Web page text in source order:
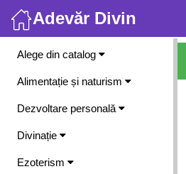
Adevăr Divin
Meniu
Alege din catalog
Alimentație și naturism
Dezvoltare personală
Divinație
Ezoterism